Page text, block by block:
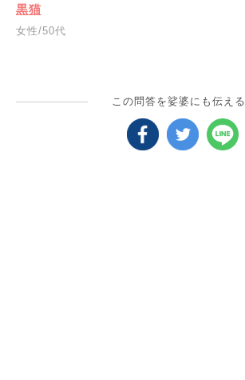
黒猫
女性/50代
この問答を娑婆にも伝える